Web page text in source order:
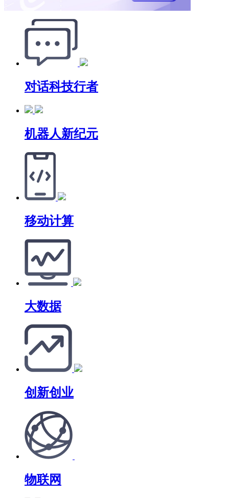
对话科技行者
机器人新纪元
移动计算
大数据
创新创业
物联网